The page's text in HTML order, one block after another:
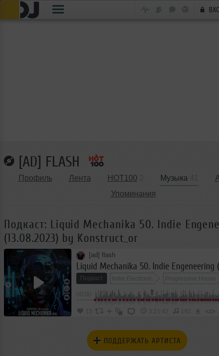
[AD] FLASH
Профиль Лента HOT100 Музыка
Упоминания
Подкаст: Liquid Mechanika 50. Indie
(13.08.2023) by Konstruct_or
[ad] flash
Подкаст Indie Electronic Progressive House
15 3:21:42 192 </>
ПОДДЕРЖАТЬ АРТИСТА